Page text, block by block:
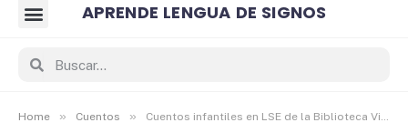
APRENDE LENGUA DE SIGNOS
Home » Cuentos » Cuentos infantiles en LSE de la Biblioteca Virtual Miguel de Cervantes